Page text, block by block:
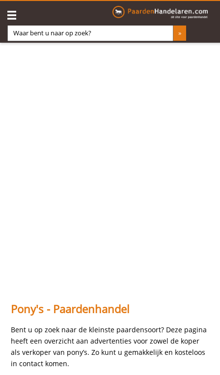
Pony's - Paardenhandel
Bent u op zoek naar de kleinste paardensoort? Deze pagina
heeft een overzicht aan advertenties voor zowel de koper
als verkoper van pony’s. Zo kunt u gemakkelijk en kosteloos
in contact komen.